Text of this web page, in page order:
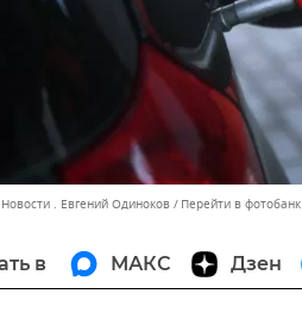
. Евгений Одиноков Перейти в фотобанк
в МАКС Дзен